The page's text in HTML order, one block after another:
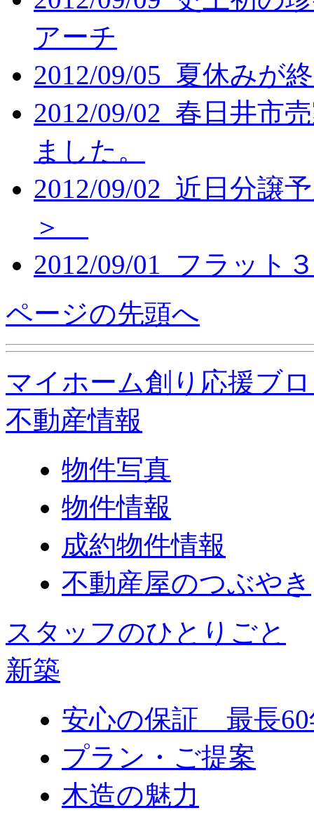
アーチ
2012/09/05 夏休みが
2012/09/02 春日井市
ました。
2012/09/02 近日分
＞
2012/09/01 フラット
ページの先頭へ
マイホーム創り応援ブ
不動産情報
物件写真
物件情報
成約物件情報
不動産屋のつぶやき
スタッフのひとりごと
新築
安心の保証 最長60
プラン・ご提案
木造の魅力